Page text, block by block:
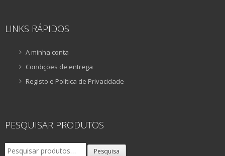
LINKS RÁPIDOS
A minha conta
Condições de entrega
Registo e Política de Privacidade
PESQUISAR PRODUTOS
Pesquisar
Pesquisa